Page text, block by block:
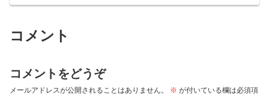
コメント
コメントをどうぞ
メールアドレスが公開されることはありません。 ※ が付いている欄は必須項